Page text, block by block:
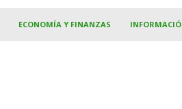
ECONOMÍA Y FINANZAS